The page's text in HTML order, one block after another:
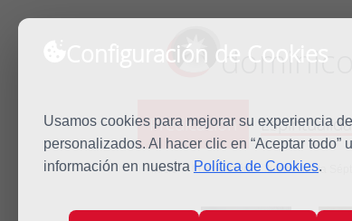
Configuración de Cookies
Usamos cookies para mejorar su experiencia
personalizados. Al hacer clic en “Aceptar
información en nuestra Política de Cookies.
dominicos
Predicación
Inicio Predicación Jueves de la